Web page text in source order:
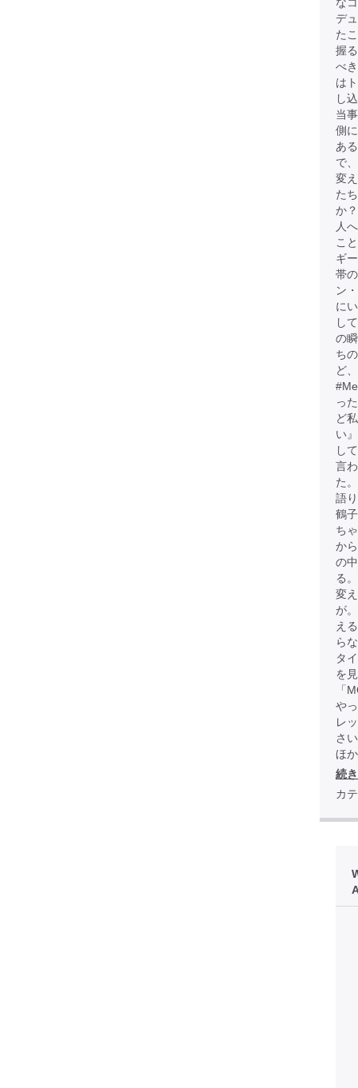
デ
た
握
べ
は
し
当
側
あ
で
変
た
か
人
こ
ギ
帯
ン
に
し
の
ち
ど
っ
ど
い
し
言
た
語
鶴
ち
か
の
る
変
が
え
ら
タ
を
「
や
レ
さ
ほ
続
カ